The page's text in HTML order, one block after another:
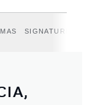
SIGNATURE